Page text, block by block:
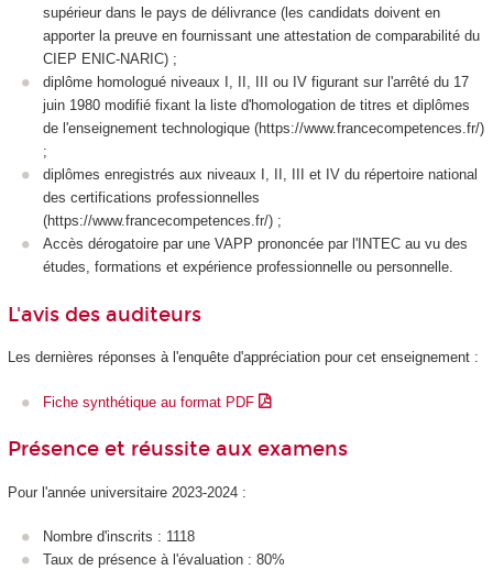
supérieur dans le pays de délivrance (les candidats doivent en
apporter la preuve en fournissant une attestation de comparabilité du
CIEP ENIC-NARIC) ;
diplôme homologué niveaux I, II, III ou IV figurant sur l'arrêté du 17
juin 1980 modifié fixant la liste d'homologation de titres et diplômes
de l'enseignement technologique (https://www.francecompetences.fr/)
;
diplômes enregistrés aux niveaux I, II, III et IV du répertoire national
des certifications professionnelles
(https://www.francecompetences.fr/) ;
Accès dérogatoire par une VAPP prononcée par l'INTEC au vu des
études, formations et expérience professionnelle ou personnelle.
L'avis des auditeurs
Les dernières réponses à l'enquête d'appréciation pour cet enseignement :
Fiche synthétique au format PDF
Présence et réussite aux examens
Pour l'année universitaire 2023-2024 :
Nombre d'inscrits : 1118
Taux de présence à l'évaluation : 80%